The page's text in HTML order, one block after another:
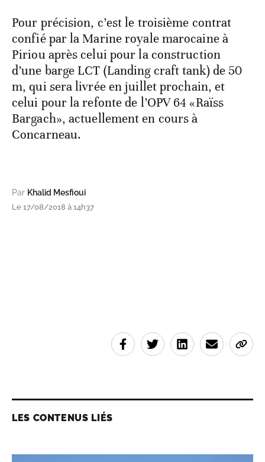
Pour précision, c’est le troisième contrat
confié par la Marine royale marocaine à
Piriou après celui pour la construction
d’une barge LCT (Landing craft tank) de 50
m, qui sera livrée en juillet prochain, et
celui pour la refonte de l’OPV 64 «Raïss
Bargach», actuellement en cours à
Concarneau.
Par Khalid Mesfioui
Le 17/08/2018 à 14h37
LES CONTENUS LIÉS